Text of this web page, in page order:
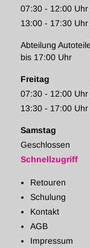
07:30 - 12:00 Uhr
13:00 - 17:30 Uhr
Abteilung
bis 17:00 Uhr
Freitag
07:30 - 12:00 Uhr
13:30 - 17:00 Uhr
Samstag
Geschlossen
Schnellzugriff
Retouren
Schulung
Kontakt
AGB
Impressum